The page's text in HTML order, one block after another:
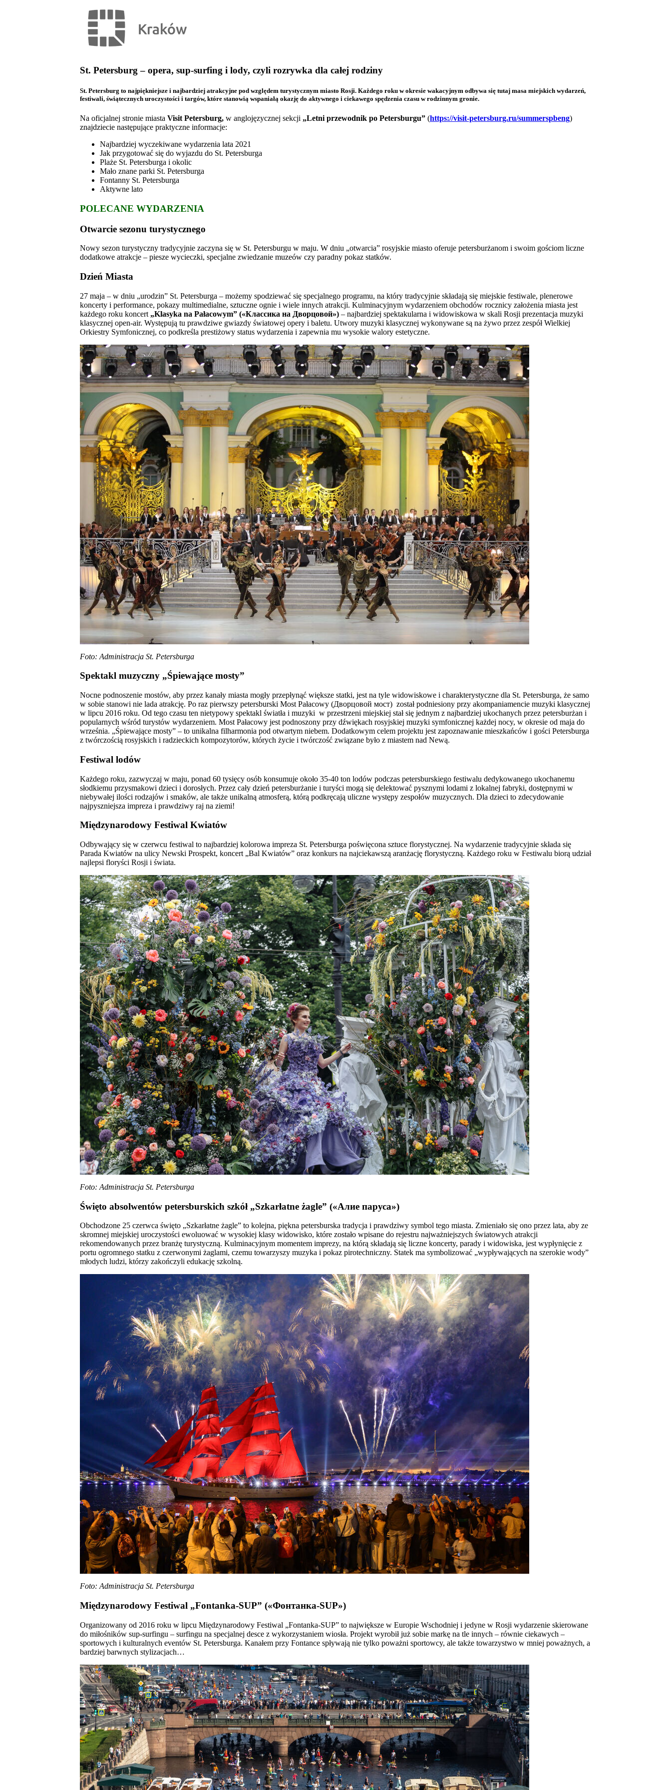
St. Petersburg – opera, sup-surfing i lody, czyli rozrywka dla całej rodziny
St. Petersburg to najpiękniejsze i najbardziej atrakcyjne pod względem turystycznym miasto Rosji. Każdego roku w okresie wakacyjnym odbywa się tutaj masa miejskich wydarzeń,
festiwali, świątecznych uroczystości i targów, które stanowią wspaniałą okazję do aktywnego i ciekawego spędzenia czasu w rodzinnym gronie.
Na oficjalnej stronie miasta Visit Petersburg, w anglojęzycznej sekcji „Letni przewodnik po Petersburgu” (https://visit-petersburg.ru/summerspbeng)
znajdziecie następujące praktyczne informacje:
Najbardziej wyczekiwane wydarzenia lata 2021
Jak przygotować się do wyjazdu do St. Petersburga
Plaże St. Petersburga i okolic
Mało znane parki St. Petersburga
Fontanny St. Petersburga
Aktywne lato
POLECANE WYDARZENIA
Otwarcie sezonu turystycznego
Nowy sezon turystyczny tradycyjnie zaczyna się w St. Petersburgu w maju. W dniu „otwarcia” rosyjskie miasto oferuje petersburżanom i swoim gościom liczne
dodatkowe atrakcje – piesze wycieczki, specjalne zwiedzanie muzeów czy paradny pokaz statków.
Dzień Miasta
27 maja – w dniu „urodzin” St. Petersburga – możemy spodziewać się specjalnego programu, na który tradycyjnie składają się miejskie festiwale, plenerowe
koncerty i performance, pokazy multimedialne, sztuczne ognie i wiele innych atrakcji. Kulminacyjnym wydarzeniem obchodów rocznicy założenia miasta jest
każdego roku koncert „Klasyka na Pałacowym” («Классика на Дворцовой») – najbardziej spektakularna i widowiskowa w skali Rosji prezentacja muzyki
klasycznej open-air. Występują tu prawdziwe gwiazdy światowej opery i baletu. Utwory muzyki klasycznej wykonywane są na żywo przez zespół Wielkiej
Orkiestry Symfonicznej, co podkreśla prestiżowy status wydarzenia i zapewnia mu wysokie walory estetyczne.
Foto: Administracja St. Petersburga
Spektakl muzyczny „Śpiewające mosty”
Nocne podnoszenie mostów, aby przez kanały miasta mogły przepłynąć większe statki, jest na tyle widowiskowe i charakterystyczne dla St. Petersburga, że samo
w sobie stanowi nie lada atrakcję. Po raz pierwszy petersburski Most Pałacowy (Дворцовой мост) został podniesiony przy akompaniamencie muzyki klasycznej
w lipcu 2016 roku. Od tego czasu ten nietypowy spektakl światła i muzyki w przestrzeni miejskiej stał się jednym z najbardziej ukochanych przez petersburżan i
popularnych wśród turystów wydarzeniem. Most Pałacowy jest podnoszony przy dźwiękach rosyjskiej muzyki symfonicznej każdej nocy, w okresie od maja do
września. „Śpiewające mosty” – to unikalna filharmonia pod otwartym niebem. Dodatkowym celem projektu jest zapoznawanie mieszkańców i gości Petersburga
z twórczością rosyjskich i radzieckich kompozytorów, których życie i twórczość związane było z miastem nad Newą.
Festiwal lodów
Każdego roku, zazwyczaj w maju, ponad 60 tysięcy osób konsumuje około 35-40 ton lodów podczas petersburskiego festiwalu dedykowanego ukochanemu
słodkiemu przysmakowi dzieci i dorosłych. Przez cały dzień petersburżanie i turyści mogą się delektować pysznymi lodami z lokalnej fabryki, dostępnymi w
niebywałej ilości rodzajów i smaków, ale także unikalną atmosferą, którą podkręcają uliczne występy zespołów muzycznych. Dla dzieci to zdecydowanie
najpyszniejsza impreza i prawdziwy raj na ziemi!
Międzynarodowy Festiwal Kwiatów
Odbywający się w czerwcu festiwal to najbardziej kolorowa impreza St. Petersburga poświęcona sztuce florystycznej. Na wydarzenie tradycyjnie składa się
Parada Kwiatów na ulicy Newski Prospekt, koncert „Bal Kwiatów” oraz konkurs na najciekawszą aranżację florystyczną. Każdego roku w Festiwalu biorą udział
najlepsi floryści Rosji i świata.
Foto: Administracja St. Petersburga
Święto absolwentów petersburskich szkół „Szkarłatne żagle” («Алие паруса»)
Obchodzone 25 czerwca święto „Szkarłatne żagle” to kolejna, piękna petersburska tradycja i prawdziwy symbol tego miasta. Zmieniało się ono przez lata, aby ze
skromnej miejskiej uroczystości ewoluować w wysokiej klasy widowisko, które zostało wpisane do rejestru najważniejszych światowych atrakcji
rekomendowanych przez branżę turystyczną. Kulminacyjnym momentem imprezy, na którą składają się liczne koncerty, parady i widowiska, jest wypłynięcie z
portu ogromnego statku z czerwonymi żaglami, czemu towarzyszy muzyka i pokaz pirotechniczny. Statek ma symbolizować „wypływających na szerokie wody”
młodych ludzi, którzy zakończyli edukację szkolną.
Foto: Administracja St. Petersburga
Międzynarodowy Festiwal „Fontanka-SUP” («Фонтанка-SUP»)
Organizowany od 2016 roku w lipcu Międzynarodowy Festiwal „Fontanka-SUP” to największe w Europie Wschodniej i jedyne w Rosji wydarzenie skierowane
do miłośników sup-surfingu – surfingu na specjalnej desce z wykorzystaniem wiosła. Projekt wyrobił już sobie markę na tle innych – równie ciekawych –
sportowych i kulturalnych eventów St. Petersburga. Kanałem przy Fontance spływają nie tylko poważni sportowcy, ale także towarzystwo w mniej poważnych, a
bardziej barwnych stylizacjach…